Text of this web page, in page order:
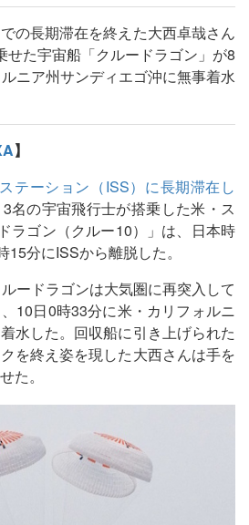
の長期滞在を終えた大西卓哉さん
せた宇宙船「クルードラゴン」が8
ニア州サンディエゴ沖に無事着水
】
テーション（ISS）に長期滞在し
3名の宇宙飛行士が搭乗した米・ス
ラゴン（クルー10）」は、日本時
分にISSから離脱した。
ードラゴンは大気圏に再突入して
10日0時33分に米・カリフォルニ
水した。回収船に引き上げられた
を終え姿を現した大西さんは手を
た。